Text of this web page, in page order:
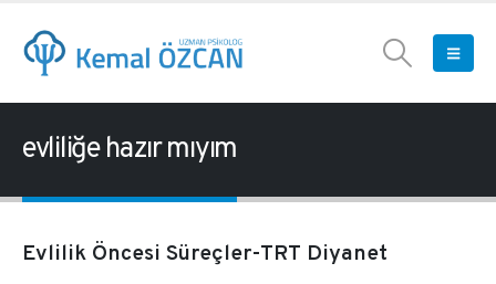
evliliğe hazır mıyım
Evlilik Öncesi Süreçler-TRT Diyanet